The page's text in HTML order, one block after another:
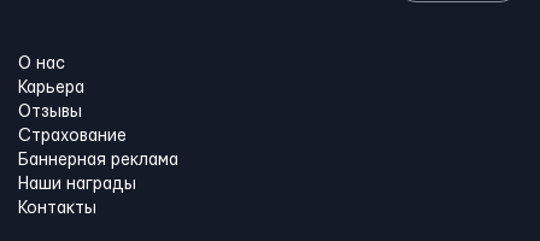
О нас
Карьера
Отзывы
Страхование
Баннерная реклама
Наши награды
Контакты